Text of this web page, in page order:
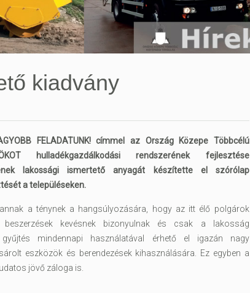
kiadvány
FELADATUNK! címmel az Ország Közepe Többcélú
hulladékgazdálkodási rendszerének fejlesztése
lakossági ismertető anyagát készítette el szórólap
a településeken.
a ténynek a hangsúlyozására, hogy az itt élő polgárok
kevésnek bizonyulnak és csak a lakosság
gyűjtés mindennapi használatával érhető el igazán nagy
eszközök és berendezések kihasználására. Ez egyben a
jövő záloga is.